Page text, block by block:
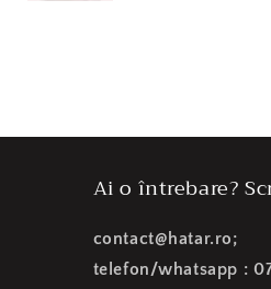
Ai o întrebare?
contact@hatar.ro;
telefon/whatsapp :